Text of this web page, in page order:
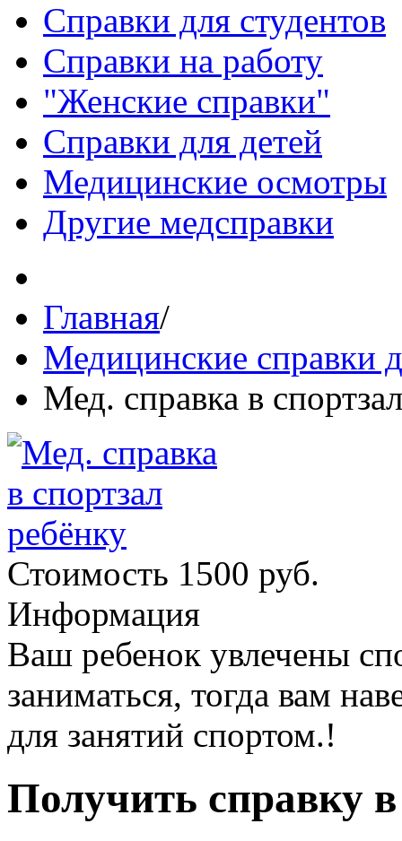
Справки для студентов
Справки на работу
"Женские справки"
Справки для детей
Медицинские осмотры
Другие медсправки
Главная/
Медицинские справки
Мед. справка в
Стоимость 1500 руб.
Информация
Ваш ребенок увлечены
заниматься, тогда вам
для занятий спортом.!
Получить справку в